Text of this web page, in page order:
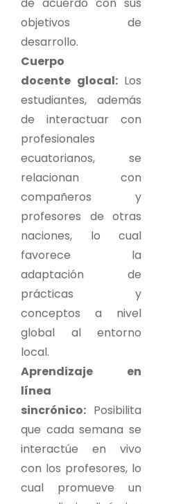
objetivos de
desarrollo.
Cuerpo
docente glocal:Los
estudiantes, además
de interactuar con
profesionales
ecuatorianos, se
relacionan con
compañeros y
profesores de otras
naciones, lo cual
favorece la
adaptación de
prácticas y
conceptos a nivel
global al entorno
local.
Aprendizaje en
línea
sincrónico: Posibilita
que cada semana se
interactúe en vivo
con los profesores, lo
cual promueve un